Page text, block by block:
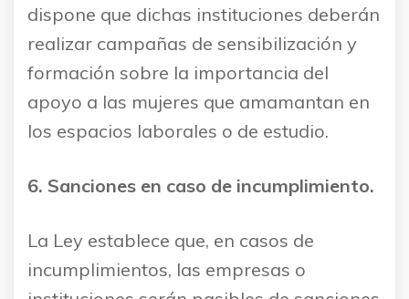
dispone que dichas instituciones deberán
realizar campañas de sensibilización y
formación sobre la importancia del
apoyo a las mujeres que amamantan en
los espacios laborales o de estudio.
6. Sanciones en caso de incumplimiento.
La Ley establece que, en casos de
incumplimientos, las empresas o